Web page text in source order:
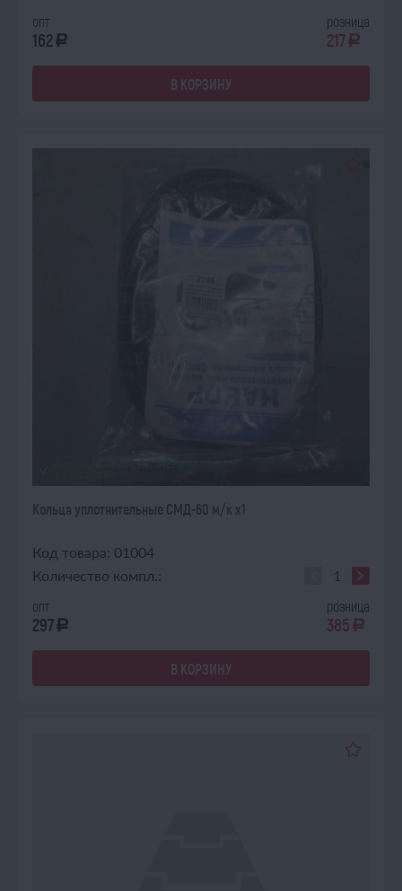
опт
162a
розница
217a
В КОРЗИНУ
ОЖИДАЕТ ПОСТУПЛЕНИЯ
Кольца уплотнительные СМД-60 м/к х1
Код товара: 01004
Количество компл.:
опт
297a
розница
385 a
В КОРЗИНУ